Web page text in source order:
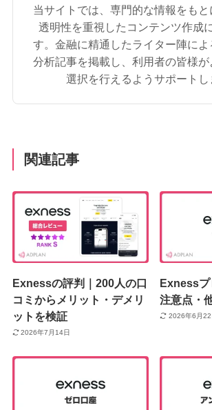
当サイトでは、専門的な情報をもと
透明性を重視したコンテンツ作成
す。金融に精通したライター陣に
分析記事を掲載し、利用者の皆様が
選択を行えるようサポートし
関連記事
Exnessの評判｜200人の口
コミからメリット・デメリ
ットを検証
2026年7月14日
Exnessプ
注意点・
2026年6月22